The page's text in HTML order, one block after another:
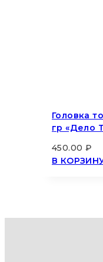
Головка
гр «Дело
450.00 ₽
В